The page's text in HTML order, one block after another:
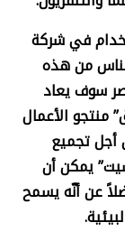
في شركة
من هذه
سوف يعاد
منتجو الأعمال
أجل تجميع
سيت” يمكن أن
عن أنّه يسمح